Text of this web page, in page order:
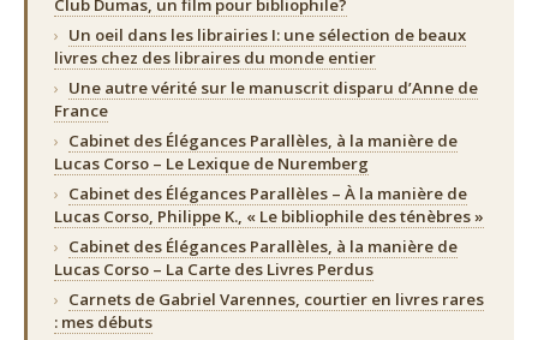
Club Dumas, un film pour bibliophile?
› Un oeil dans les librairies I: une sélection de beaux
livres chez des libraires du monde entier
› Une autre vérité sur le manuscrit disparu d’Anne de
France
› Cabinet des Élégances Parallèles, à la manière de
Lucas Corso – Le Lexique de Nuremberg
› Cabinet des Élégances Parallèles – À la manière de
Lucas Corso, Philippe K., « Le bibliophile des ténèbres »
› Cabinet des Élégances Parallèles, à la manière de
Lucas Corso – La Carte des Livres Perdus
› Carnets de Gabriel Varennes, courtier en livres rares
: mes débuts